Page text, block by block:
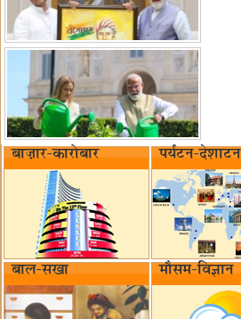
बाज़ार-कारोबार पर्यटन-देशाटन
बाल-सखा मौसम-विज्ञान